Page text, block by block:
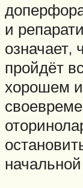
и
означает,
пройдёт
хорошем